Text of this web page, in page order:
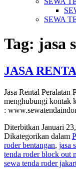
SEWA
Tag: jasa
JASA
Jasa Rental Peralatan
menghubungi kontak
:
Diterbitkan Januari
Dikategorikan dalam
roder bentangan, jasa
tenda roder block out
sewa tenda roder